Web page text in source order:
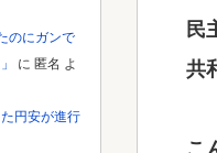
民
共
のにガンで
に 匿名 よ
円安が進行